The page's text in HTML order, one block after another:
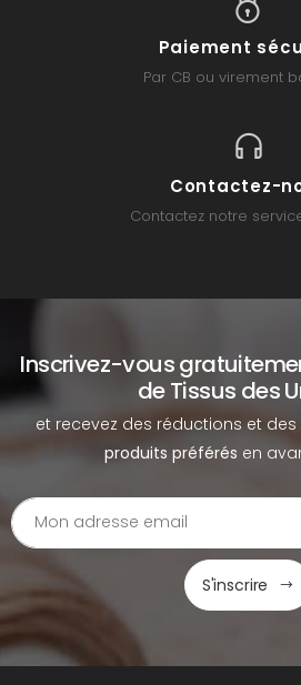
Paiement
Par CB ou virement
Contactez-
Contactez notre
Inscrivez-vous
de Tissus des
et recevez des réductions et
produits préférés en
S'inscrire